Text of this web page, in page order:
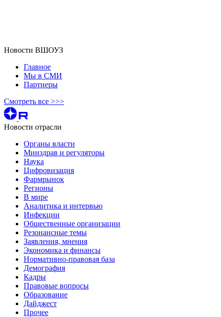
Новости ВШОУЗ
Главное
Мы в СМИ
Партнеры
Смотреть все >>>
Новости отрасли
Органы власти
Минздрав и регуляторы
Наука
Цифровизация
Фармрынок
Регионы
В мире
Аналитика и интервью
Инфекции
Общественные организации
Резонансные темы
Заявления, мнения
Экономика и финансы
Нормативно-правовая база
Демография
Кадры
Правовые вопросы
Образование
Дайджест
Прочее